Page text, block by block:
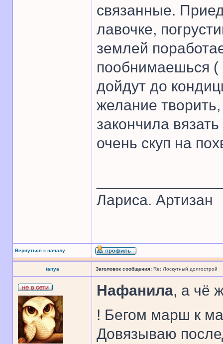
связанные.
лавочке,
землей
пообнимаешься (
дойдут до
желание
закончила
очень скуп на
Лариса. Артизан
Вернуться к началу
tanya Заголовок сообщения: Re: Лоскутный долгострой
Нафанила, а чё
! Бегом марш к
Довязываю